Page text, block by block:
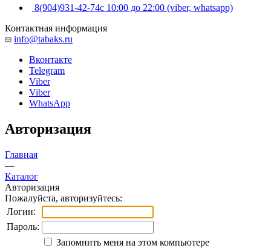
8(904)931-42-74с 10:00 до 22:00 (viber, whatsapp)
Контактная информация
info@tabaks.ru
Вконтакте
Telegram
Viber
Viber
WhatsApp
Авторизация
Главная
—
Каталог
Авторизация
Пожалуйста, авторизуйтесь:
Логин:
Пароль:
Запомнить меня на этом компьютере